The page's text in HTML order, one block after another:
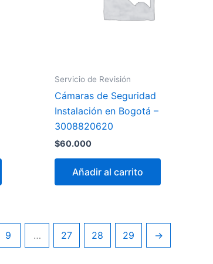
Servicio de Revisión
Cámaras de Seguridad
Instalación en Bogotá –
3008820620
$60.000
Añadir al carrito
9 … 27 28 29 →